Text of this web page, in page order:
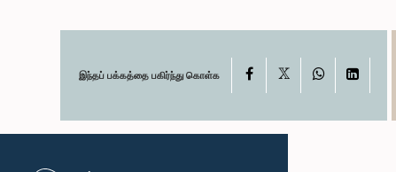
இந்தப் பக்கத்தை பகிர்ந்து கொள்க Facebook WhatsApp